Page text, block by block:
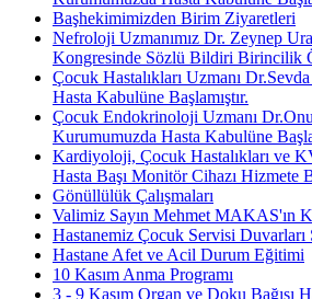
Başhekimimizden Birim Ziyaretleri
Nefroloji Uzmanımız Dr. Zeynep
Kongresinde Sözlü Bildiri Birincilik
Çocuk Hastalıkları Uzmanı
Hasta Kabulüne Başlamıştır.
Çocuk Endokrinoloji Uzmanı
Kurumumuzda Hasta Kabulüne
Kardiyoloji, Çocuk Hastalıkları ve
Hasta Başı Monitör Cihazı Hizmete
Gönüllülük Çalışmaları
Valimiz Sayın Mehmet MAKAS'ın
Hastanemiz Çocuk Servisi Duvarları
Hastane Afet ve Acil Durum Eğitimi
10 Kasım Anma Programı
3 - 9 Kasım Organ ve Doku Bağışı